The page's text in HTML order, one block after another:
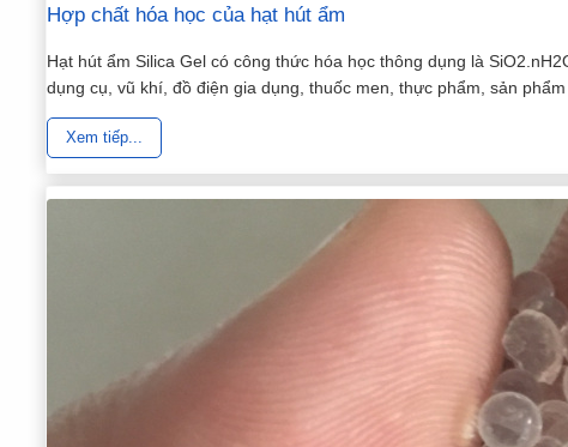
Hợp chất hóa học của hạt hút ẩm
Hạt hút ẩm Silica Gel có công thức hóa học thông dụng là
dụng cụ, vũ khí, đồ điện gia dụng, thuốc men, thực phẩm, sản
Xem tiếp...